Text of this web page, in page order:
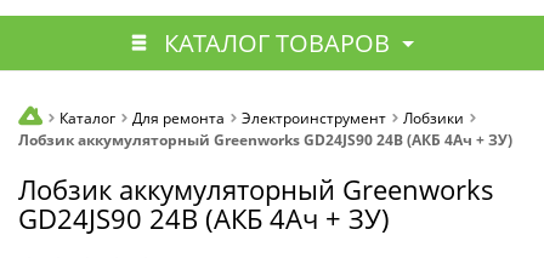
КАТАЛОГ ТОВАРОВ
Каталог Для ремонта Электроинструмент
Лобзики
Лобзик аккумуляторный Greenworks GD24JS90 24В (АКБ 4Ач + ЗУ)
Лобзик аккумуляторный Greenworks
GD24JS90 24В (АКБ 4Ач + ЗУ)